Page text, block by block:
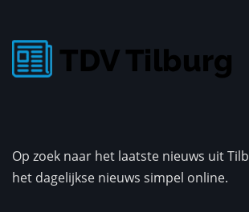
Op zoek naar het laatste nieuws uit
het dagelijkse nieuws simpel online.